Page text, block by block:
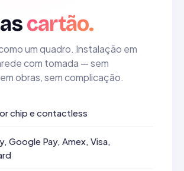
cartão.
um quadro. Instalação em
com tomada — sem
obras, sem complicação.
chip e contactless
Google Pay, Amex, Visa,